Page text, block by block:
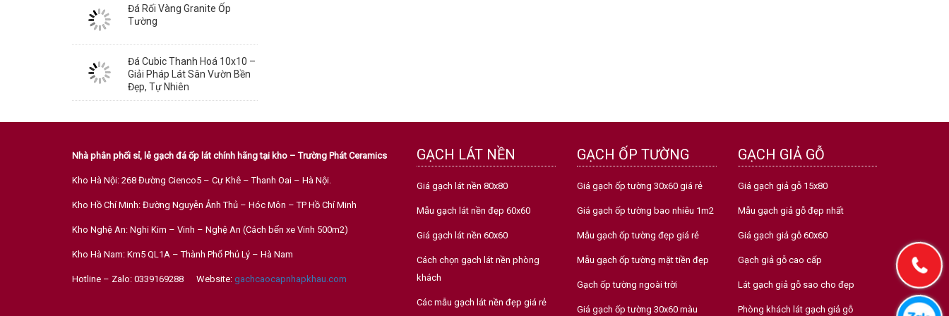
Đá Rối Vàng Granite Ốp
Tường
Đá Cubic Thanh Hoá 10x10 –
Giải Pháp Lát Sân Vườn Bền
Đẹp, Tự Nhiên
Nhà phân phối sỉ, lẻ gạch đá ốp lát chính hãng tại kho – Trường Phát Ceramics
Kho Hà Nội: 268 Đường Cienco5 – Cự Khê – Thanh Oai – Hà Nội.
Kho Hồ Chí Minh: Đường Nguyễn Ảnh Thủ – Hóc Môn – TP Hồ Chí Minh
Kho Nghệ An: Nghi Kim – Vinh – Nghệ An (Cách bến xe Vinh 500m2)
Kho Hà Nam: Km5 QL1A – Thành Phố Phủ Lý – Hà Nam
Hotline – Zalo: 0339169288 Website: gachcaocapnhapkhau.com
GẠCH LÁT NỀN
Giá gạch lát nền 80x80
Mẫu gạch lát nền đẹp 60x60
Giá gạch lát nền 60x60
Cách chọn gạch lát nền phòng
khách
Các mẫu gạch lát nền đẹp giá rẻ
GẠCH ỐP TƯỜNG
Giá gạch ốp tường 30x60 giá rẻ
Giá gạch ốp tường bao nhiêu 1m2
Mẫu gạch ốp tường đẹp giá rẻ
Mẫu gạch ốp tường mặt tiền đẹp
Gạch ốp tường ngoài trời
Giá gạch ốp tường 30x60 màu
GẠCH GIẢ GỖ
Giá gạch giả gỗ 15x80
Mẫu gạch giả gỗ đẹp nhất
Giá gạch giả gỗ 60x60
Gạch giả gỗ cao cấp
Lát gạch giả gỗ sao cho đẹp
Phòng khách lát gạch giả gỗ